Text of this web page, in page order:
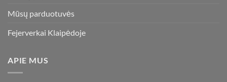
Mūsų parduotuvės
Fejerverkai Klaipėdoje
APIE MUS